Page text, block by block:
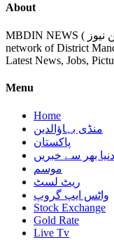
About
MBDIN NEWS ( منڈی بہاؤالدین نیوز ) is the largest media
network of District
Latest News, Jobs,
Menu
Home
منڈی بہاؤالدین
پاکستان
دنیا بھر سے خبریں
موسم
ریٹ لسٹ
واٹس ایپ گروپ
Stock Exchange
Gold Rate
Live Tv